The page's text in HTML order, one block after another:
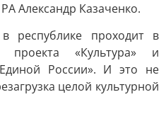
Александр Казаченко.
республике проходит в
проекта «Культура» и
России». И это не
целой культурной